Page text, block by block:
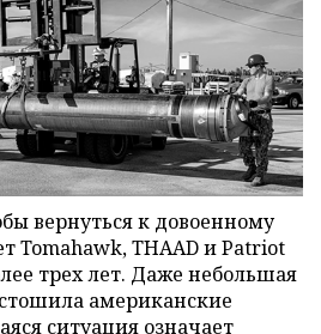
вернуться к довоенному
Tomahawk, THAAD и Patriot
трех лет. Даже небольшая
американские
ситуация означает